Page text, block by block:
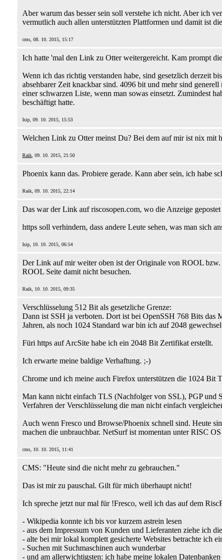
Aber warum das besser sein soll verstehe ich nicht. Aber ich
vermutlich auch allen unterstützten Plattformen und damit ist
cms, 08. 10. 2015, 15:17
Ich hatte 'mal den Link zu Otter weitergereicht. Kam prompt
Wenn ich das richtig verstanden habe, sind gesetzlich derzeit
absehbarer Zeit knackbar sind. 4096 bit und mehr sind
einer schwarzen Liste, wenn man sowas einsetzt. Zumindest
beschäftigt hatte.
Isip, 09. 10. 2015, 15:53
Welchen Link zu Otter meinst Du? Bei dem auf mir ist nix mit
Raik , 09. 10. 2015, 21:50
Phoenix kann das. Probiere gerade. Kann aber sein, ich habe
Raik, 09. 10. 2015, 22:14
Das war der Link auf riscosopen.com, wo die Anzeige
https soll verhindern, dass andere Leute sehen, was man sich
Isip, 10. 10. 2015, 06:54
Der Link auf mir weiter oben ist der Originale von ROOL
ROOL Seite damit nicht besuchen.
Raik, 10. 10. 2015, 09:35
Verschlüsselung 512 Bit als gesetzliche Grenze:
Dann ist SSH ja verboten. Dort ist bei OpenSSH 768 Bits das
Jahren, als noch 1024 Standard war bin ich auf 2048
Füri https auf ArcSite habe ich ein 2048 Bit Zertifikat erstellt.
Ich erwarte meine baldige Verhaftung. ;-)
Chrome und ich meine auch Firefox unterstützen die 1024
Man kann nicht einfach TLS (Nachfolger von SSL), PGP und
Verfahren der Verschlüsselung die man nicht einfach
Auch wenn Fresco und Browse/Phoenix schnell sind. Heute
machen die unbrauchbar. NetSurf ist momentan unter RISC
cms, 10. 10. 2015, 11:41
CMS: "Heute sind die nicht mehr zu gebrauchen."
Das ist mir zu pauschal. Gilt für mich überhaupt nicht!
Ich spreche jetzt nur mal für !Fresco, weil ich das auf dem
- Wikipedia konnte ich bis vor kurzem astrein lesen
- aus dem Impressum von Kunden und Lieferanten ziehe ich
- alte bei mir lokal komplett gesicherte Websites betrachte ich
- Suchen mit Suchmaschinen auch wunderbar
- und am allerwichtigsten: ich habe meine lokalen